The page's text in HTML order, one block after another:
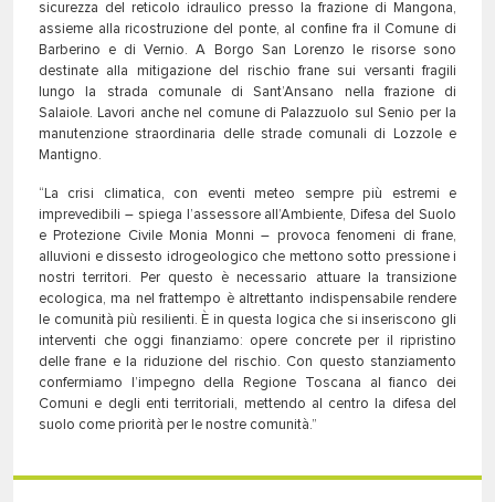
sicurezza del reticolo idraulico presso la frazione di Mangona,
assieme alla ricostruzione del ponte, al confine fra il Comune di
Barberino e di Vernio. A Borgo San Lorenzo le risorse sono
destinate alla mitigazione del rischio frane sui versanti fragili
lungo la strada comunale di Sant’Ansano nella frazione di
Salaiole. Lavori anche nel comune di Palazzuolo sul Senio per la
manutenzione straordinaria delle strade comunali di Lozzole e
Mantigno.
“La crisi climatica, con eventi meteo sempre più estremi e
imprevedibili – spiega l’assessore all’Ambiente, Difesa del Suolo
e Protezione Civile Monia Monni – provoca fenomeni di frane,
alluvioni e dissesto idrogeologico che mettono sotto pressione i
nostri territori. Per questo è necessario attuare la transizione
ecologica, ma nel frattempo è altrettanto indispensabile rendere
le comunità più resilienti. È in questa logica che si inseriscono gli
interventi che oggi finanziamo: opere concrete per il ripristino
delle frane e la riduzione del rischio. Con questo stanziamento
confermiamo l’impegno della Regione Toscana al fianco dei
Comuni e degli enti territoriali, mettendo al centro la difesa del
suolo come priorità per le nostre comunità.”